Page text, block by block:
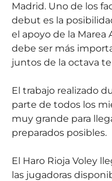
Madrid. Uno de los
debut es la
el apoyo de la Marea
debe ser más
juntos de la octava
El trabajo realizado
parte de todos los
muy grande para
preparados posibles.
El Haro Rioja Voley
las jugadoras